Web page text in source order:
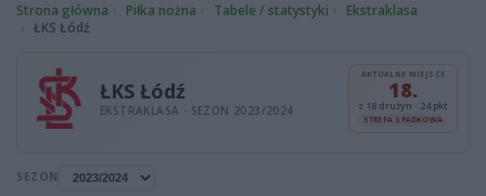
Strona główna Piłka nożna Tabele / statystyki
Ekstraklasa
ŁKS Łódź
ŁKS Łódź
EKSTRAKLASA · SEZON 2023/2024
AKTUALNE MIEJSCE
18.
z 18 drużyn · 24 pkt
STREFA SPADKOWA
SEZON